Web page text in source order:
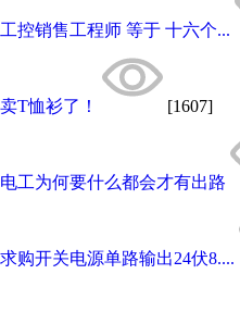
工控销售工程师 等于 十六个...
卖T恤衫了！ [1607]
电工为何要什么都会才有出路
求购开关电源单路输出24伏8....